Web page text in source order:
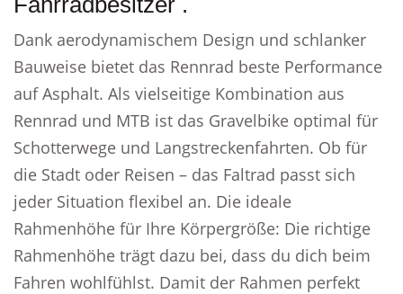
Dank aerodynamischem Design und schlanker
Bauweise bietet das Rennrad beste Performance
auf Asphalt. Als vielseitige Kombination aus
Rennrad und MTB ist das Gravelbike optimal für
Schotterwege und Langstreckenfahrten. Ob für
die Stadt oder Reisen – das Faltrad passt sich
jeder Situation flexibel an. Die ideale
Rahmenhöhe für Ihre Körpergröße: Die richtige
Rahmenhöhe trägt dazu bei, dass du dich beim
Fahren wohlfühlst. Damit der Rahmen perfekt